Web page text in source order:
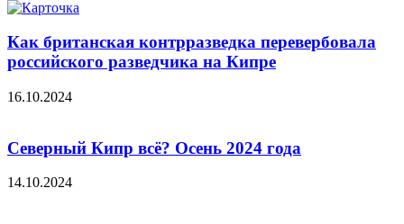
Как британская контрразведка перевербовала
российского разведчика на Кипре
16.10.2024
Северный Кипр всё? Осень 2024 года
14.10.2024